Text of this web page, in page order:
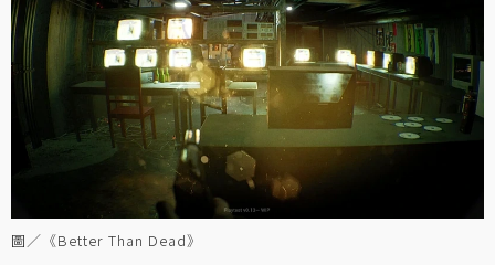
圖／《Better Than Dead》